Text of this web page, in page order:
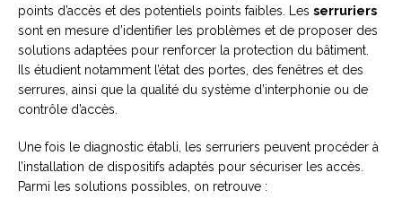
points d’accès et des potentiels points faibles. Les serruriers
sont en mesure d’identifier les problèmes et de proposer des
solutions adaptées pour renforcer la protection du bâtiment.
Ils étudient notamment l’état des portes, des fenêtres et des
serrures, ainsi que la qualité du système d’interphonie ou de
contrôle d’accès.
Une fois le diagnostic établi, les serruriers peuvent procéder à
l’installation de dispositifs adaptés pour sécuriser les accès.
Parmi les solutions possibles, on retrouve :